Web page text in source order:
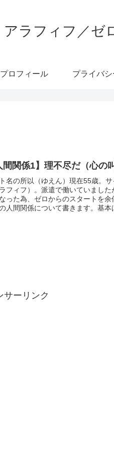
アラフィフ／ゼ
プロフィール プライバ
間関係1】理不尽だ（心の
名の所以（ゆえん）現在55歳。
フィフ）。派遣で働いていまし
った為、ゼロからのスタートを
人間関係について書きます。基本
サーリンク